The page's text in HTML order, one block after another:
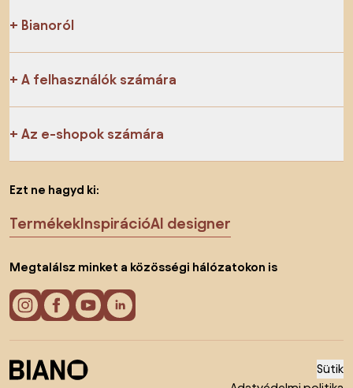
Bianoról
A felhasználók számára
Az e-shopok számára
Ezt ne hagyd ki:
TermékekInspirációAI designer
Megtalálsz minket a közösségi hálózatokon is
Sütik